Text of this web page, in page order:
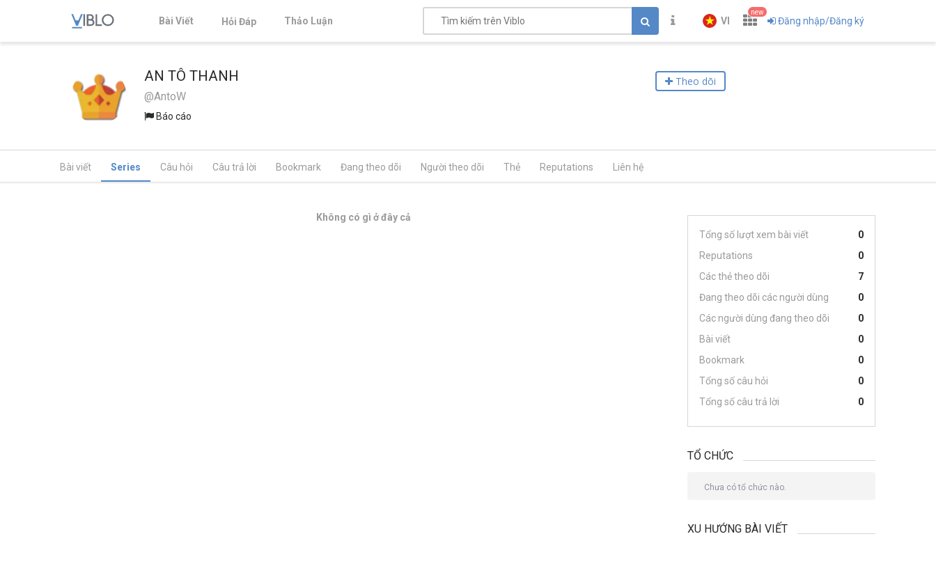
Bài Viết Hỏi Đáp Thảo Luận VI
new
Đăng nhập/Đăng ký
AN TÔ THANH
@AntoW
Báo cáo
Theo dõi
Bài viết Series Câu hỏi Câu trả lời Bookmark Đang theo dõi Người theo dõi Thẻ Reputations Liên hệ
Không có gì ở đây cả
Tổng số lượt xem bài viết
0
Reputations
0
Các thẻ theo dõi
7
Đang theo dõi các người dùng
0
Các người dùng đang theo dõi
0
Bài viết
0
Bookmark
0
Tổng số câu hỏi
0
Tổng số câu trả lời
0
TỔ CHỨC
Chưa có tổ chức nào.
XU HƯỚNG BÀI VIẾT